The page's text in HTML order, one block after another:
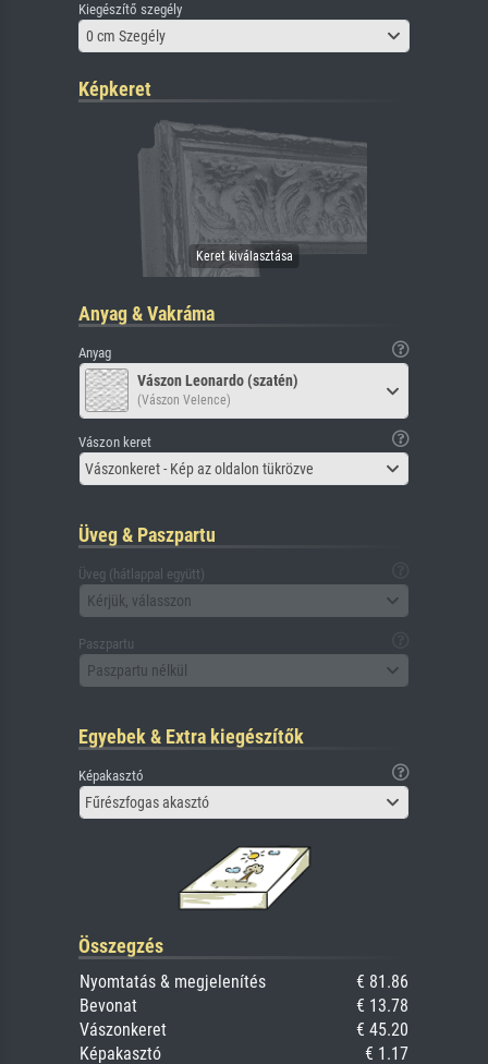
Kiegészítő szegély
0 cm Szegély
Képkeret
Anyag & Vakráma
Anyag
Vászon Leonardo (szatén)
(Vászon Velence)
Vászon keret
Vászonkeret - Kép az oldalon tükrözve
Üveg & Paszpartu
Üveg (hátlappal együtt)
Kérjük, válasszon
Paszpartu
Paszpartu nélkül
Egyebek & Extra kiegészítők
Képakasztó
Fűrészfogas akasztó
Összegzés
Nyomtatás & megjelenítés
€ 81.86
Bevonat
€ 13.78
Vászonkeret
€ 45.20
Képakasztó
€ 1.17